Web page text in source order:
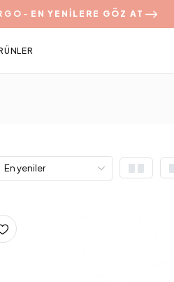
- EN YENİLERE GÖZ AT